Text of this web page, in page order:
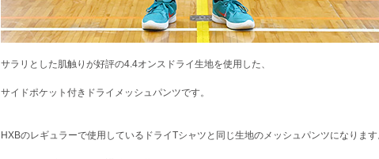
サラリとした肌触りが好評の4.4オンスドライ生地を使用した、
サイドポケット付きドライメッシュパンツです。
HXBのレギュラーで使用しているドライTシャツと同じ生地のメッシュパンツになります